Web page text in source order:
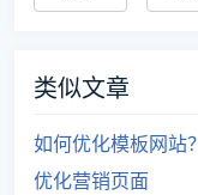
类似文章
如何优化模板网站？
优化营销页面